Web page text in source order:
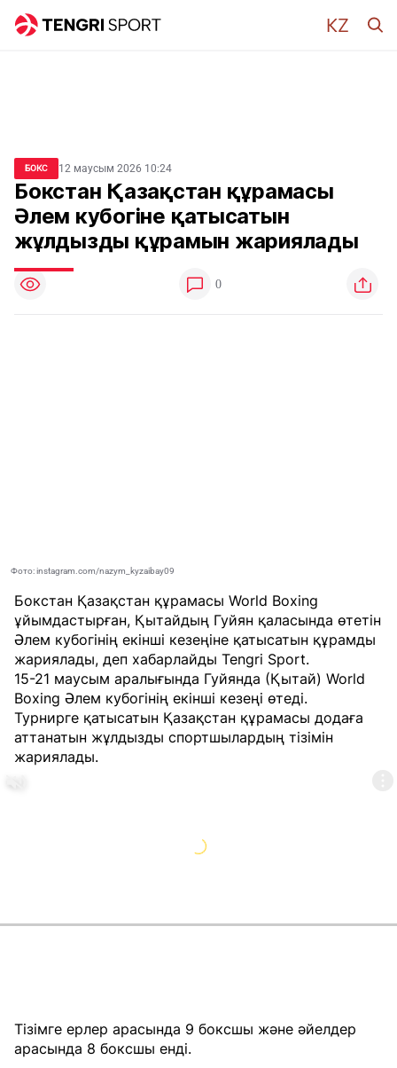
БОКС 12 маусым 2026 10:24
Бокстан Қазақстан құрамасы
Әлем кубогіне қатысатын
жұлдызды құрамын жариялады
0
Фото: instagram.com/nazym_kyzaibay09
Бокстан Қазақстан құрамасы World Boxing
ұйымдастырған, Қытайдың Гуйян қаласында өтетін
Әлем кубогінің екінші кезеңіне қатысатын құрамды
жариялады, деп хабарлайды Tengri Sport.
15-21 маусым аралығында Гуйянда (Қытай) World
Boxing Әлем кубогінің екінші кезеңі өтеді.
Турнирге қатысатын Қазақстан құрамасы додаға
аттанатын жұлдызды спортшылардың тізімін
жариялады.
Тізімге ерлер арасында 9 боксшы және әйелдер
арасында 8 боксшы енді.